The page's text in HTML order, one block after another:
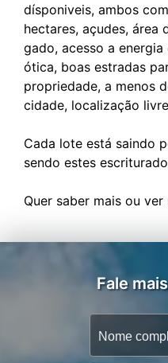
dísponiveis, ambos
hectares, açudes, área
gado, acesso a
ótica, boas estradas
propriedade, a menos
cidade, localização
Cada lote está saindo
sendo estes
Fale